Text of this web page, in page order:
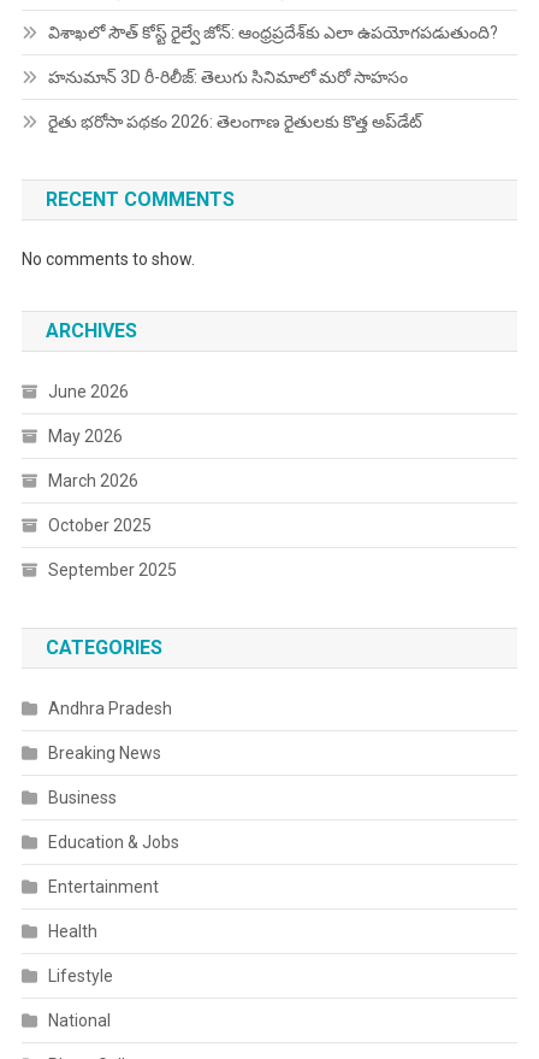
విశాఖలో సౌత్ కోస్ట్ రైల్వే జోన్: ఆంధ్రప్రదేశ్‌కు ఎలా ఉపయోగపడుతుంది?
హనుమాన్ 3D రీ-రిలీజ్: తెలుగు సినిమాలో మరో సాహసం
రైతు భరోసా పథకం 2026: తెలంగాణ రైతులకు కొత్త అప్‌డేట్
RECENT COMMENTS
No comments to show.
ARCHIVES
June 2026
May 2026
March 2026
October 2025
September 2025
CATEGORIES
Andhra Pradesh
Breaking News
Business
Education & Jobs
Entertainment
Health
Lifestyle
National